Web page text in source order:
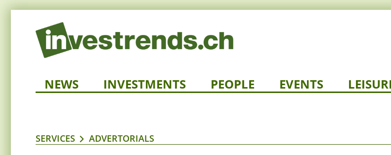
NEWS INVESTMENTS PEOPLE EVENTS
SERVICES ADVERTORIALS